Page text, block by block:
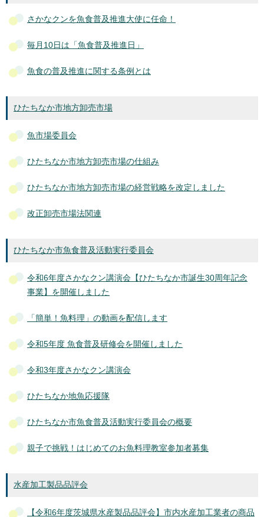
さかなクンを魚食普及推進大使に任命！
毎月10日は「魚食普及推進日」
魚食の普及推進に関する条例とは
ひたちなか市地方卸売市場
魚市場委員会
ひたちなか市地方卸売市場の仕組み
ひたちなか市地方卸売市場の経営戦略を改定しました
改正卸売市場法関連
ひたちなか市魚食普及活動実行委員会
令和6年度さかなクン講演会【ひたちなか市誕生30周年記念
事業】を開催しました
「簡単！魚料理」の動画を配信します
令和5年度 魚食普及研修会を開催しました
令和3年度さかなクン講演会
ひたちなか地魚応援隊
ひたちなか市魚食普及活動実行委員会の概要
親子で挑戦！はじめてのお魚料理教室参加者募集
水産加工製品品評会
【令和6年度茨城県水産製品品評会】市内水産加工業者の商品